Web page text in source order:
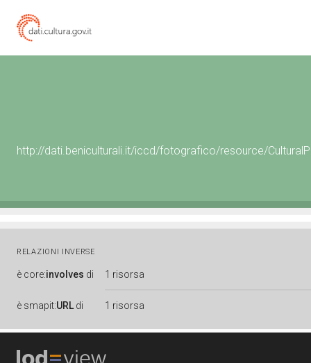
http://dati.beniculturali.it/iccd/fotografico/resource/
RELAZIONI INVERSE
è core:involves di 1 risorsa
è smapit:URL di 1 risorsa